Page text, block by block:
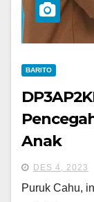
BARITO
Anak
DES 4, 2023
Puruk Cahu,